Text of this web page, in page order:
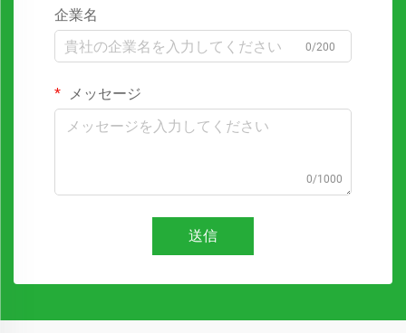
企業名
0/200
メッセージ
0/1000
送信